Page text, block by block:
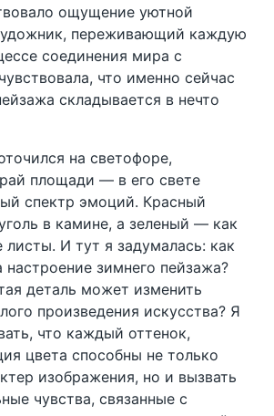
ощущение уютной
переживающий каждую
соединения мира с
что именно сейчас
складывается в нечто
на светофоре,
площади — в его свете
спектр эмоций. Красный
в камине, а зеленый — как
листы. И тут я задумалась: как
настроение зимнего пейзажа?
деталь может изменить
произведения искусства? Я
что каждый оттенок,
цвета способны не только
изображения, но и вызвать
чувства, связанные с